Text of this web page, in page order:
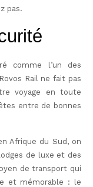
pas.
comme l’un des
Rail ne fait pas
voyage en toute
entre de bonnes
Afrique du Sud, on
de luxe et des
de transport qui
et mémorable : le